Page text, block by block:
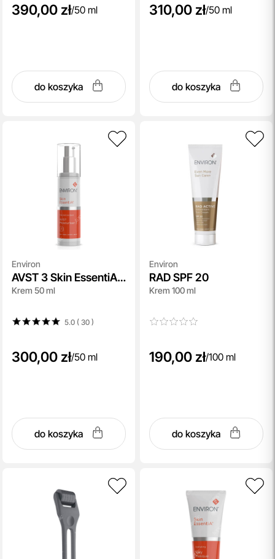
390,00 zł/50 ml
do koszyka
310,00 zł/50 ml
do koszyka
Environ
AVST 3 Skin EssentiA
Cream
Krem 50 ml
5.0 ( 30)
300,00 zł/50 ml
do koszyka
Environ
RAD SPF 20
Krem 100 ml
190,00 zł/100 ml
do koszyka